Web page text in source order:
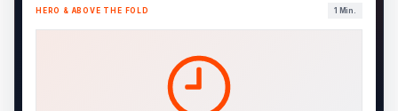
HERO & ABOVE THE FOLD 1 Min.